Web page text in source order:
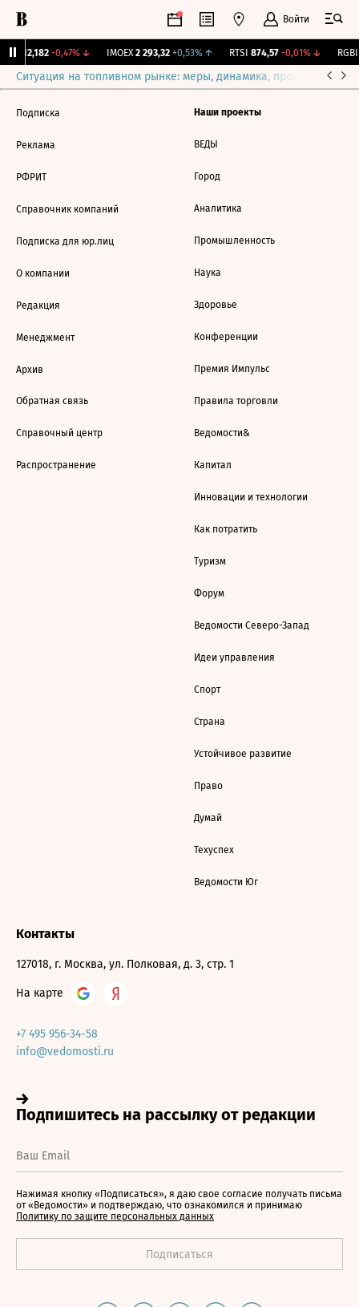
Войти
12,182 -0,47%↓ IMOEX 2 293,32 +0,53%↑ RTSI 874,57 -0,01%↓ RGBI
Ситуация на топливном рынке: меры, динамика, прогнозы
Подписка
Реклама
РФРИТ
Справочник компаний
Подписка для юр.лиц
О компании
Редакция
Менеджмент
Архив
Обратная связь
Справочный центр
Распространение
Наши проекты
ВЕДЫ
Город
Аналитика
Промышленность
Наука
Здоровье
Конференции
Премия Импульс
Правила торговли
Ведомости&
Капитал
Инновации и технологии
Как потратить
Туризм
Форум
Ведомости Северо-Запад
Идеи управления
Спорт
Страна
Устойчивое развитие
Право
Думай
Техуспех
Ведомости Юг
Контакты
127018, г. Москва, ул. Полковая, д. 3, стр. 1
На карте
+7 495 956-34-58
info@vedomosti.ru
Нажимая кнопку «Подписаться», я даю свое согласие получать письма
от «Ведомости» и подтверждаю, что ознакомился и принимаю
Политику по защите персональных данных